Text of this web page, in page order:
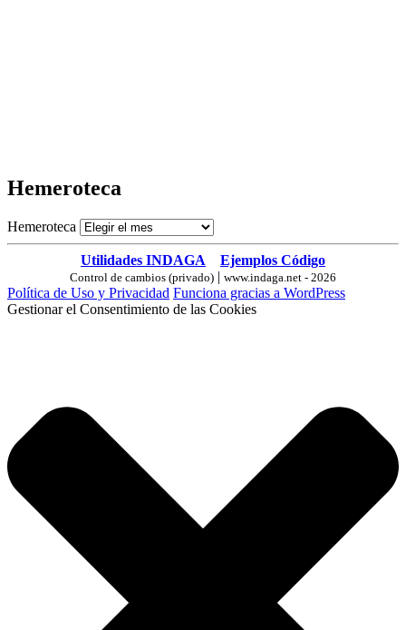
Hemeroteca
Hemeroteca
Utilidades INDAGA Ejemplos Código
Control de cambios (privado) | www.indaga.net - 2026
Política de Uso y Privacidad Funciona gracias a WordPress
Gestionar el Consentimiento de las Cookies